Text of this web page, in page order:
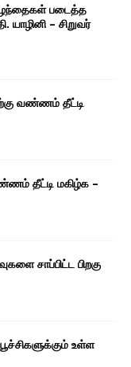
படைத்த
யாழினி – சிறுவர்
வண்ணம் தீட்டி
தீட்டி மகிழ்க –
சாப்பிட்ட பிறகு
உள்ள